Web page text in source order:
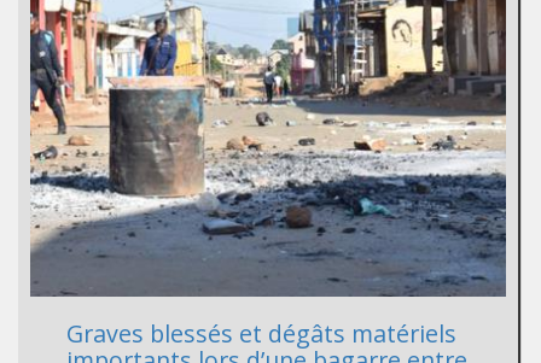
Graves blessés et dégâts matériels